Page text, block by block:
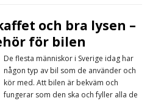
och bra lysen –
för bilen
De flesta människor i Sverige idag har
någon typ av bil som de använder och
kör med. Att bilen är bekväm och
fungerar som den ska och fyller alla de